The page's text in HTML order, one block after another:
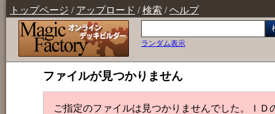
トップページ / アップロード /検索 /ヘルプ
ランダム表示
ファイルが見つかりません
ご指定のファイルは見つかりませんでした。Ｉ